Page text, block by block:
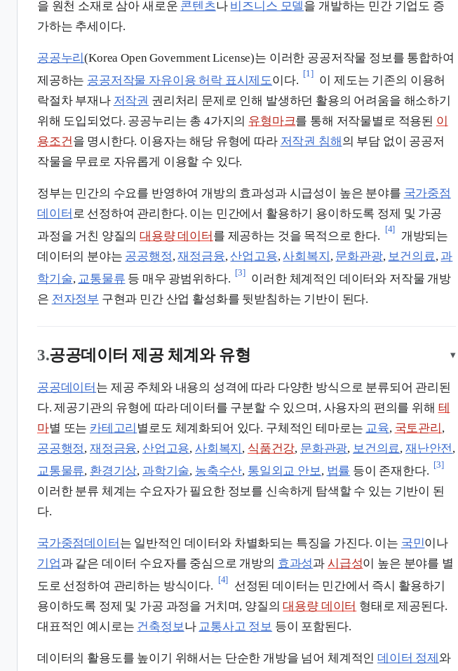
을 원천 소재로 삼아 새로운 콘텐츠나 비즈니스 모델을 개발하는 민간 기업도 증
가하는 추세이다.
공공누리(Korea Open Government License)는 이러한 공공저작물 정보를 통합하여
제공하는 공공저작물 자유이용 허락 표시제도이다.
[1]
이 제도는 기존의 이용허
락절차 부재나 저작권 권리처리 문제로 인해 발생하던 활용의 어려움을 해소하기
위해 도입되었다. 공공누리는 총 4가지의 유형마크를 통해 저작물별로 적용된 이
용조건을 명시한다. 이용자는 해당 유형에 따라 저작권 침해 의 부담 없이 공공저
작물을 무료로 자유롭게 이용할 수 있다.
정부는 민간의 수요를 반영하여 개방의 효과성과 시급성이 높은 분야를 국가중점
데이터 로 선정하여 관리한다. 이는 민간에서 활용하기 용이하도록 정제 및 가공
과정을 거친 양질의대용량 데이터 를 제공하는 것을 목적으로 한다.
[4]
개방되는
데이터의 분야는 공공행정,재정금융,산업고용,사회복지 , 문화관광, 보건의료, 과
학기술, 교통물류 등 매우 광범위하다.
[3]
이러한 체계적인 데이터와 저작물 개방
은 전자정부 구현과 민간 산업 활성화를 뒷받침하는 기반이 된다.
3.공공데이터 제공 체계와 유형 ▾
공공데이터 는 제공 주체와 내용의 성격에 따라 다양한 방식으로 분류되어 관리된
다. 제공기관의 유형에 따라 데이터를 구분할 수 있으며, 사용자의 편의를 위해 테
마별 또는 카테고리 별로도 체계화되어 있다. 구체적인 테마로는 교육, 국토관리 ,
공공행정, 재정금융, 산업고용, 사회복지 , 식품건강, 문화관광, 보건의료, 재난안전,
교통물류, 환경기상, 과학기술, 농축수산, 통일외교 안보, 법률 등이 존재한다.
[3]
이러한 분류 체계는 수요자가 필요한 정보를 신속하게 탐색할 수 있는 기반이 된
다.
국가중점데이터 는 일반적인 데이터와 차별화되는 특징을 가진다. 이는 국민이나
기업과 같은 데이터 수요자를 중심으로 개방의 효과성과 시급성이 높은 분야를 별
도로 선정하여 관리하는 방식이다.
[4]
선정된 데이터는 민간에서 즉시 활용하기
용이하도록 정제 및 가공 과정을 거치며, 양질의대용량 데이터 형태로 제공된다.
대표적인 예시로는 건축정보나 교통사고 정보 등이 포함된다.
데이터의 활용도를 높이기 위해서는 단순한 개방을 넘어 체계적인데이터 정제 와